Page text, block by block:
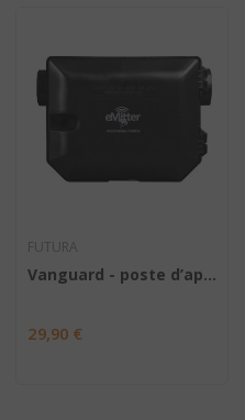
FUTURA
Vanguard - poste d’appâtage pour rats
29,90 €